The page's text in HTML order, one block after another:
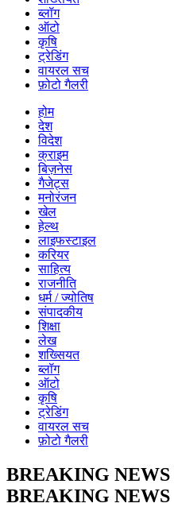
ब्लॉग
ऑटो
कृषि
ट्रेडिंग
वायरल सच
फ़ोटो गैलरी
होम
देश
विदेश
क्राइम
बिज़नेस
गैजेट्स
मनोरंजन
खेल
हेल्थ
लाइफस्टाइल
करियर
साहित्य
राजनीति
धर्म / ज्योतिष
संपादकीय
शिक्षा
लेख
शख्सियत
ब्लॉग
ऑटो
कृषि
ट्रेडिंग
वायरल सच
फ़ोटो गैलरी
BREAKING NEWS
BREAKING NEWS